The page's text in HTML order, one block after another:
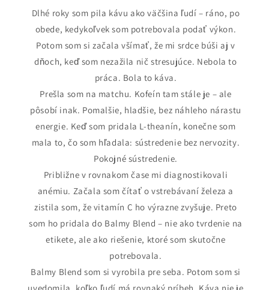
Dlhé roky som pila kávu ako väčšina ľudí – ráno, po
obede, kedykoľvek som potrebovala podať výkon.
Potom som si začala všímať, že mi srdce búši aj v
dňoch, keď som nezažila nič stresujúce. Nebola to
práca. Bola to káva.
Prešla som na matchu. Kofeín tam stále je – ale
pôsobí inak. Pomalšie, hladšie, bez náhleho nárastu
energie. Keď som pridala L-theanín, konečne som
mala to, čo som hľadala: sústredenie bez nervozity.
Pokojné sústredenie.
Približne v rovnakom čase mi diagnostikovali
anémiu. Začala som čítať o vstrebávaní železa a
zistila som, že vitamín C ho výrazne zvyšuje. Preto
som ho pridala do Balmy Blend – nie ako tvrdenie na
etikete, ale ako riešenie, ktoré som skutočne
potrebovala.
Balmy Blend som si vyrobila pre seba. Potom som si